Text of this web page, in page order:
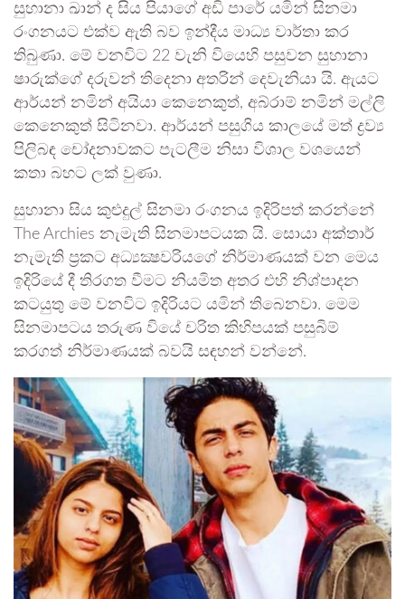
සුහානා ඛාන් ද සිය පියාගේ අඩි පාරේ යමින් සිනමා
රංගනයට එක්ව ඇති බව ඉන්දීය මාධ්‍ය වාර්තා කර
තිබුණා. මේ වනවිට 22 වැනි වියෙහි පසුවන සුහානා
ෂාරුක්ගේ දරුවන් තිදෙනා අතරින් දෙවැනියා යි. ඇයට
ආර්යන් නමින් අයියා කෙනෙකුත්, අබ්රාම් නමින් මල්ලි
කෙනෙකුත් සිටිනවා. ආර්යන් පසුගිය කාලයේ මත් ද්‍රව්‍ය
පිලිබඳ චෝදනාවකට පැටලීම නිසා විශාල වශයෙන්
කතා බහට ලක් වුණා.
සුහානා සිය කුළුදුල් සිනමා රංගනය ඉදිරිපත් කරන්නේ
The Archies නැමැති සිනමාපටයක යි. සොයා අක්තාර්
නැමැති ප්‍රකට අධ්‍යක්‍ෂවරියගේ නිර්මාණයක් වන මෙය
ඉදිරියේ දී තිරගත වීමට නියමිත අතර එහි නිශ්පාදන
කටයුතු මේ වනවිට ඉදිරියට යමින් තිබෙනවා. මෙම
සිනමාපටය තරුණ වියේ චරිත කිහිපයක් පසුබිම්
කරගත් නිර්මාණයක් බවයි සඳහන් වන්නේ.